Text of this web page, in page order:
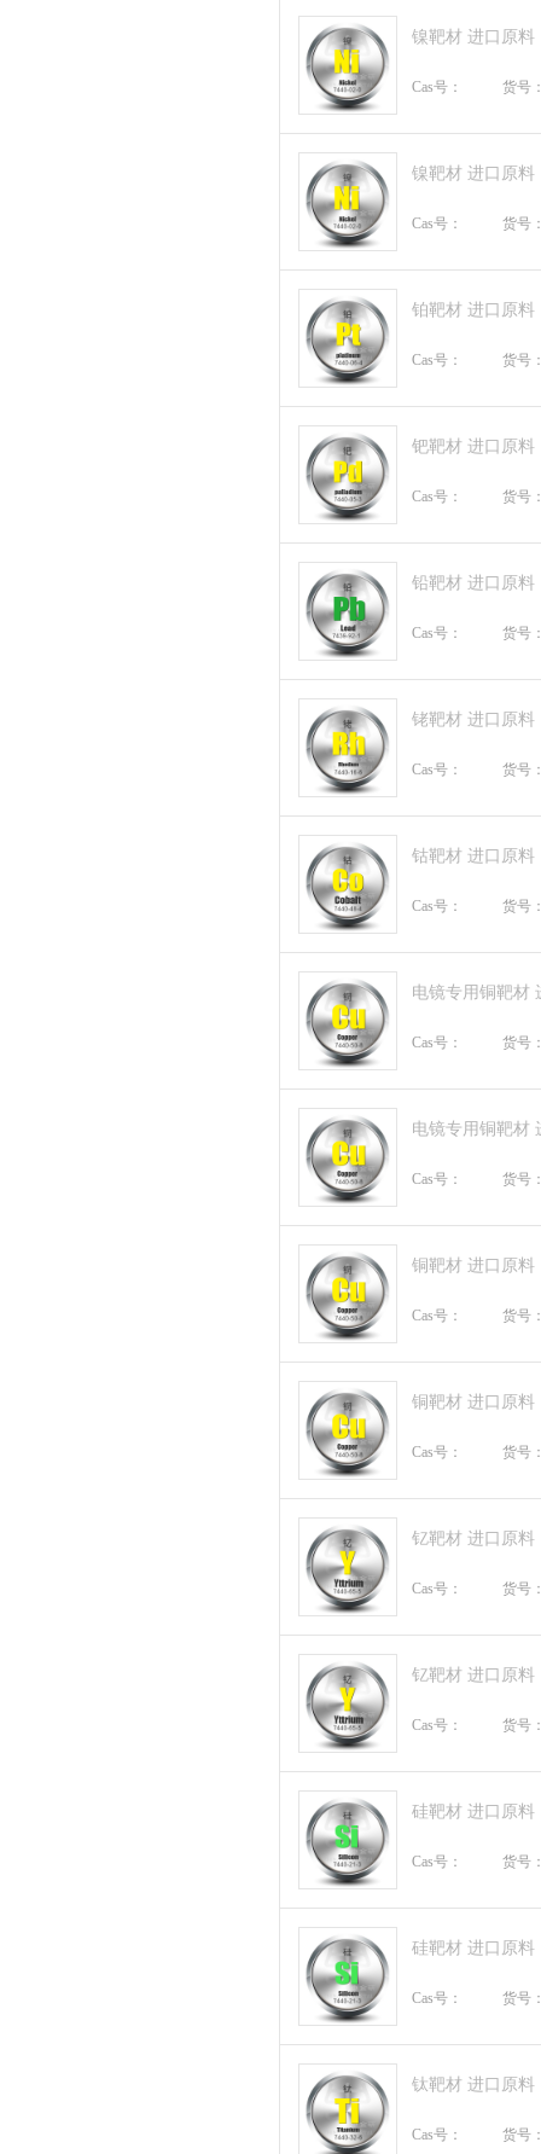
镍靶材 进口原料
Cas号： 货号
镍靶材 进口原料
Cas号： 货号
铂靶材 进口原料
Cas号： 货号
钯靶材 进口原料
Cas号： 货号
铅靶材 进口原料
Cas号： 货号
铑靶材 进口原料
Cas号： 货号
钴靶材 进口原料
Cas号： 货号
电镜专用铜靶材
Cas号： 货号
电镜专用铜靶材
Cas号： 货号
铜靶材 进口原料
Cas号： 货号
铜靶材 进口原料
Cas号： 货号
钇靶材 进口原料
Cas号： 货号
钇靶材 进口原料
Cas号： 货号
硅靶材 进口原料
Cas号： 货号
硅靶材 进口原料
Cas号： 货号
钛靶材 进口原料
Cas号： 货号